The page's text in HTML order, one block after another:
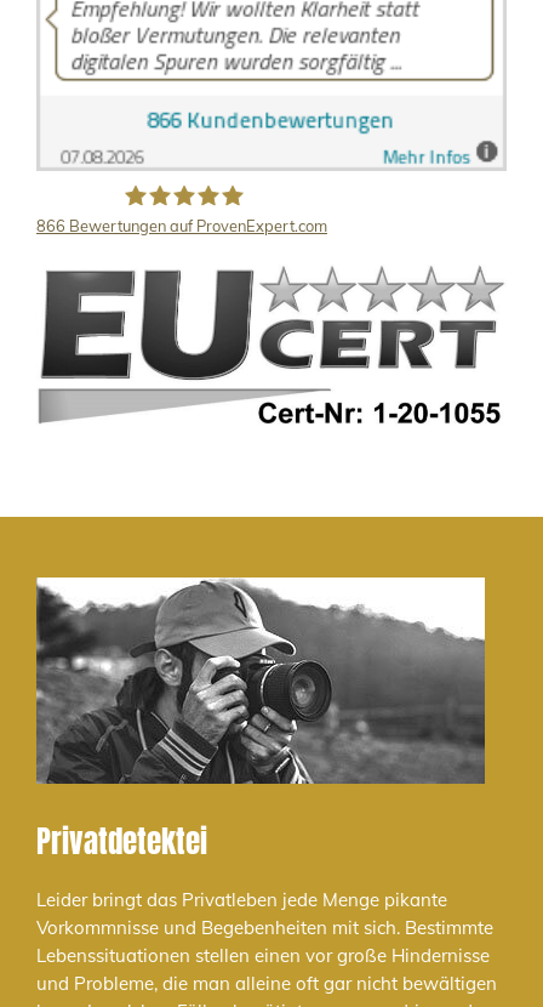
LB Detektive GmbH
866 Bewertungen auf ProvenExpert.com
Privatdetektei
Leider bringt das Privatleben jede Menge pikante
Vorkommnisse und Begebenheiten mit sich. Bestimmte
Lebenssituationen stellen einen vor große Hindernisse
und Probleme, die man alleine oft gar nicht bewältigen